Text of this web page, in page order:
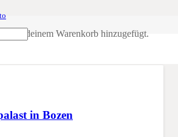
wurde deinem Warenkorb hinzugefügt.
in Bozen